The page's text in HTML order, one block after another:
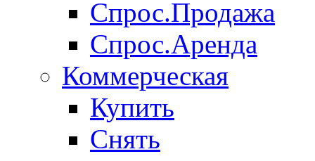
Спрос.Продажа
Спрос.Аренда
Коммерческая
Купить
Снять